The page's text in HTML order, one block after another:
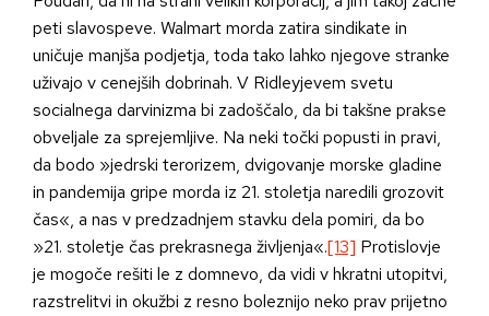
peti slavospeve. Walmart morda zatira sindikate in
uničuje manjša podjetja, toda tako lahko njegove stranke
uživajo v cenejših dobrinah. V Ridleyjevem svetu
socialnega darvinizma bi zadoščalo, da bi takšne prakse
obveljale za sprejemljive. Na neki točki popusti in pravi,
da bodo »jedrski terorizem, dvigovanje morske gladine
in pandemija gripe morda iz 21. stoletja naredili grozovit
čas«, a nas v predzadnjem stavku dela pomiri, da bo
»21. stoletje čas prekrasnega življenja«.[13] Protislovje
je mogoče rešiti le z domnevo, da vidi v hkratni utopitvi,
razstrelitvi in okužbi z resno boleznijo neko prav prijetno